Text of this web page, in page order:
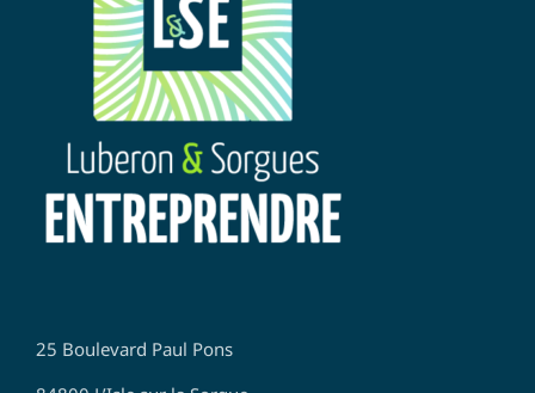
25 Boulevard Paul Pons